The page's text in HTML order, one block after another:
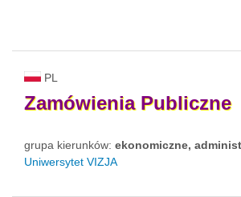
PL
Zamówienia Publiczne
grupa kierunków: ekonomiczne,
Uniwersytet VIZJA